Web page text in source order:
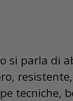
si parla di
tecniche,